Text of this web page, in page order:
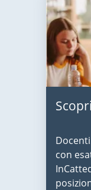
con